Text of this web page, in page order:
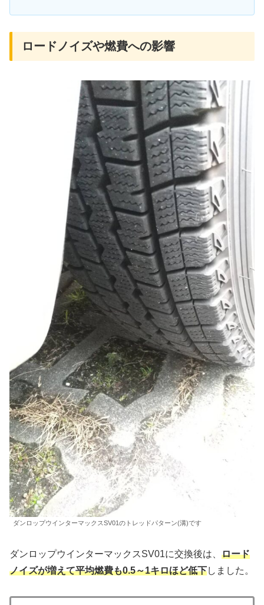
ロードノイズや燃費への影響
ダンロップウインターマックスSV01のトレッドパターン(溝)です
ダンロップウインターマックスSV01に交換後は、 ロード
ノイズが増えて平均燃費も0.5～1キロほど低下しました。